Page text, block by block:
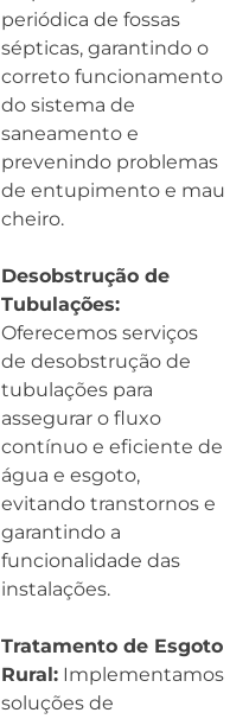
periódica de fossas
sépticas, garantindo o
correto funcionamento
do sistema de
saneamento e
prevenindo problemas
de entupimento e mau
cheiro.
Desobstrução de
Tubulações:
Oferecemos serviços
de desobstrução de
tubulações para
assegurar o fluxo
contínuo e eficiente de
água e esgoto,
evitando transtornos e
garantindo a
funcionalidade das
instalações.
Tratamento de Esgoto
Rural:Implementamos
soluções de